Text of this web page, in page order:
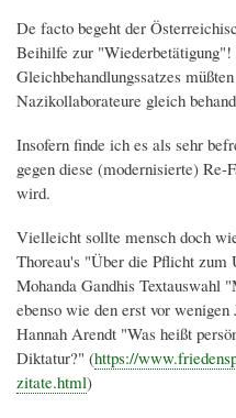
De facto begeht der
Beihilfe zur "Wiederbetätigung"!
Gleichbehandlungssatzes
Nazikollaborateure gleich
Insofern finde ich es als sehr
gegen diese (modernisierte) Re-
wird.
Vielleicht sollte mensch doch
Thoreau's "Über die Pflicht zum
Mohanda Gandhis Textauswahl
ebenso wie den erst vor
Hannah Arendt "Was heißt
Diktatur?" (https://
zitate.html)